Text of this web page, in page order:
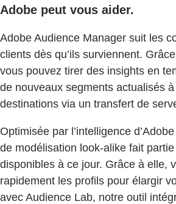
Adobe peut vous aider.
Adobe Audience Manager suit les
clients dès qu’ils surviennent.
vous pouvez tirer des insights en
de nouveaux segments actualisés
destinations via un transfert de
Optimisée par l’intelligence
de modélisation look-alike fait
disponibles à ce jour. Grâce à elle,
rapidement les profils pour élargir
avec Audience Lab, notre outil